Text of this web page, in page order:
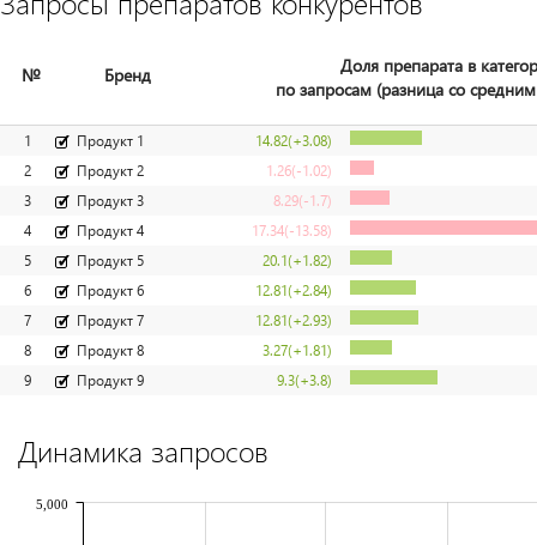
№ Бренд
Доля препарата в
по запросам (разница со
1 Продукт 1 14.82(+3.08)
2
Продукт 2 1.26(-1.02)
3
Продукт 3 8.29(-1.7)
4
Продукт 4 17.34(-13.58)
5
Продукт 5 20.1(+1.82)
6
Продукт 6 12.81(+2.84)
7
Продукт 7 12.81(+2.93)
8
Продукт 8 3.27(+1.81)
9
Продукт 9 9.3(+3.8)
Динамика запросов
5,000